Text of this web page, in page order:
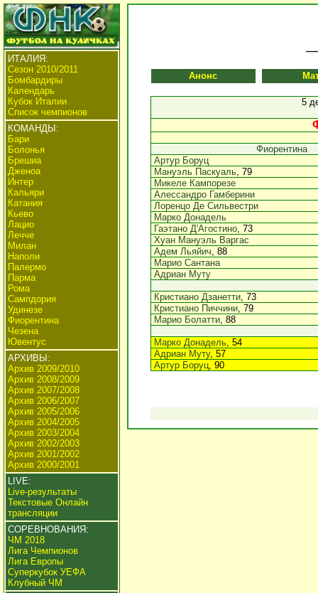
ИТАЛИЯ:
Сезон 2010/2011
Бомбардиры
Календарь
Кубок Италии
Список чемпионов
КОМАНДЫ:
Бари
Болонья
Брешиа
Дженоа
Интер
Кальяри
Катания
Кьево
Лацио
Лечче
Милан
Наполи
Палермо
Парма
Рома
Сампдория
Удинезе
Фиорентина
Чезена
Ювентус
АРХИВЫ:
Архив 2009/2010
Архив 2008/2009
Архив 2007/2008
Архив 2006/2007
Архив 2005/2006
Архив 2004/2005
Архив 2003/2004
Архив 2002/2003
Архив 2001/2002
Архив 2000/2001
LIVE:
Live-результаты
Текстовые Онлайн
трансляции
СОРЕВНОВАНИЯ:
ЧМ 2018
Лига Чемпионов
Лига Европы
Суперкубок УЕФА
Клубный ЧМ
Анонс
5
Фиорентина
Артур Боруц
Мануэль Паскуаль, 79
Микеле Кампорезе
Алессандро Гамберини
Лоренцо Де Сильвестри
Марко Донадель
Гаэтано Д'Агостино, 73
Хуан Мануэль Варгас
Адем Льяйич, 88
Марио Сантана
Адриан Муту
Кристиано Дзанетти, 73
Кристиано Пиччини, 79
Марио Болатти, 88
Марко Донадель, 54
Адриан Муту, 57
Артур Боруц, 90